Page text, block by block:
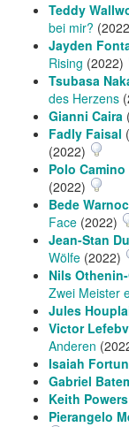
Teddy
bei mir?
Jayden
Rising (2022)
Tsubasa
des Herzens
Gianni Caira
Fadly Faisal
(2022)
Polo Camino
(2022)
Bede
Face (2022)
Jean-Stan
Wölfe (2022)
Nils
Zwei Meister
Jules
Victor
Anderen
Isaiah
Gabriel
Keith Powers
Pierangelo